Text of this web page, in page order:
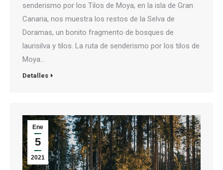
senderismo por los Tilos de Moya, en la isla de Gran
Canaria, nos muestra los restos de la Selva de
Doramas, un bonito fragmento de bosques de
laurisilva y tilos. La ruta de senderismo por los tilos de
Moya…
Detalles
Ene
5
2021